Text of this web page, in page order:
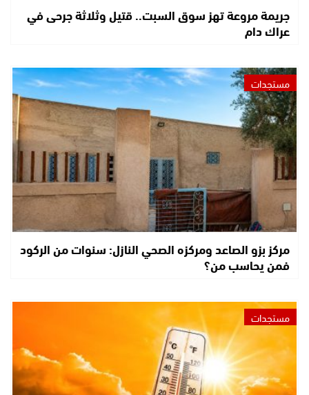
جريمة مروعة تهز سوق السبت.. قتيل وثلاثة جرحى في
عراك دام
مستجدات
مركز بزو الصاعد ومركزه الصحي النازل: سنوات من الركود
فمن يحاسب من؟
مستجدات